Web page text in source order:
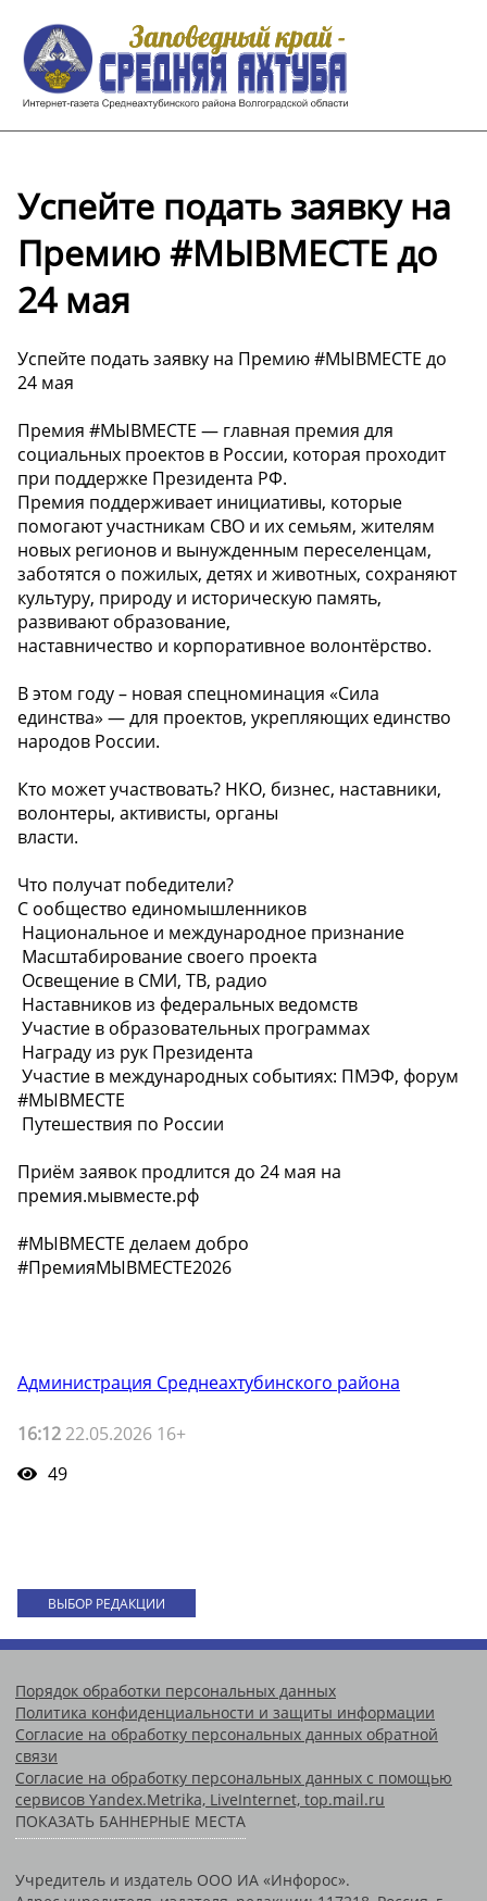
Успейте подать заявку на
Премию #МЫВМЕСТЕ до
24 мая
Успейте подать заявку на Премию #МЫВМЕСТЕ до
24 мая
Премия #МЫВМЕСТЕ — главная премия для
социальных проектов в России, которая проходит
при поддержке Президента РФ.
Премия поддерживает инициативы, которые
помогают участникам СВО и их семьям, жителям
новых регионов и вынужденным переселенцам,
заботятся о пожилых, детях и животных, сохраняют
культуру, природу и историческую память,
развивают образование,
наставничество и корпоративное волонтёрство.
В этом году – новая спецноминация «Сила
единства» — для проектов, укрепляющих единство
народов России.
Кто может участвовать? НКО, бизнес, наставники,
волонтеры, активисты, органы
власти.
Что получат победители?
️C ообщество единомышленников
️ Национальное и международное признание
️ Масштабирование своего проекта
️ Освещение в СМИ, ТВ, радио
️ Наставников из федеральных ведомств
️ Участие в образовательных программах
️ Награду из рук Президента
️ Участие в международных событиях: ПМЭФ, форум
#МЫВМЕСТЕ
️ Путешествия по России
Приём заявок продлится до 24 мая на
премия.мывместе.рф
#МЫВМЕСТЕ делаем добро
#ПремияМЫВМЕСТЕ2026
Администрация Среднеахтубинского района
16:12 22.05.2026 16+
49
ВЫБОР РЕДАКЦИИ
Порядок обработки персональных данных
Политика конфиденциальности и защиты информации
Согласие на обработку персональных данных обратной
связи
Согласие на обработку персональных данных с помощью
сервисов Yandex.Metrika, LiveInternet, top.mail.ru
ПОКАЗАТЬ БАННЕРНЫЕ МЕСТА
Учредитель и издатель ООО ИА «Инфорос».